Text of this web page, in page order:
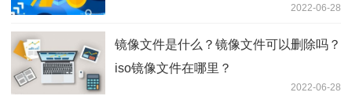
2022-06-28
镜像文件是什么？镜像文件可以删除吗？
iso镜像文件在哪里？
2022-06-28